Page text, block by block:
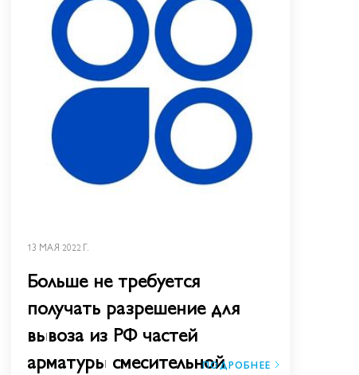
13 МАЯ 2022 Г.
Больше не требуется
получать разрешение для
вывоза из РФ частей
арматуры смесительнойПОДРОБНЕЕ